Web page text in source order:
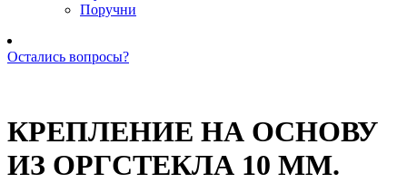
Поручни
Остались вопросы?
КРЕПЛЕНИЕ НА ОСНОВУ
ИЗ ОРГСТЕКЛА 10 ММ.